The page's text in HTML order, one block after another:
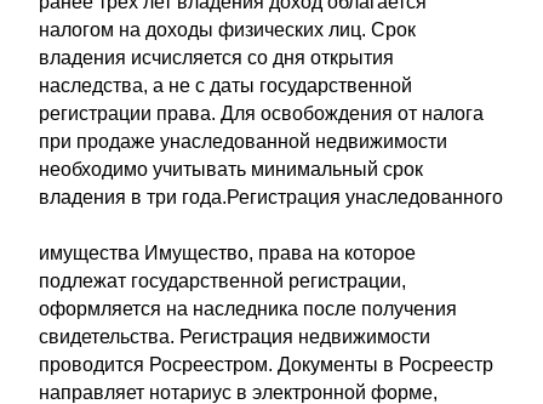
налогом на доходы физических лиц. Срок
владения исчисляется со дня открытия
наследства, а не с даты государственной
регистрации права. Для освобождения от налога
при продаже унаследованной недвижимости
необходимо учитывать минимальный срок
владения в три года.Регистрация унаследованного
имущества Имущество, права на которое
подлежат государственной регистрации,
оформляется на наследника после получения
свидетельства. Регистрация недвижимости
проводится Росреестром. Документы в Росреестр
направляет нотариус в электронной форме,